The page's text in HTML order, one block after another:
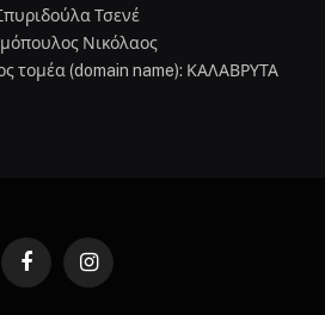
Τσενέ
Νικόλαος
τομέα (domain name): ΚΑΛΑΒΡΥΤΑ
FacebookInstagram